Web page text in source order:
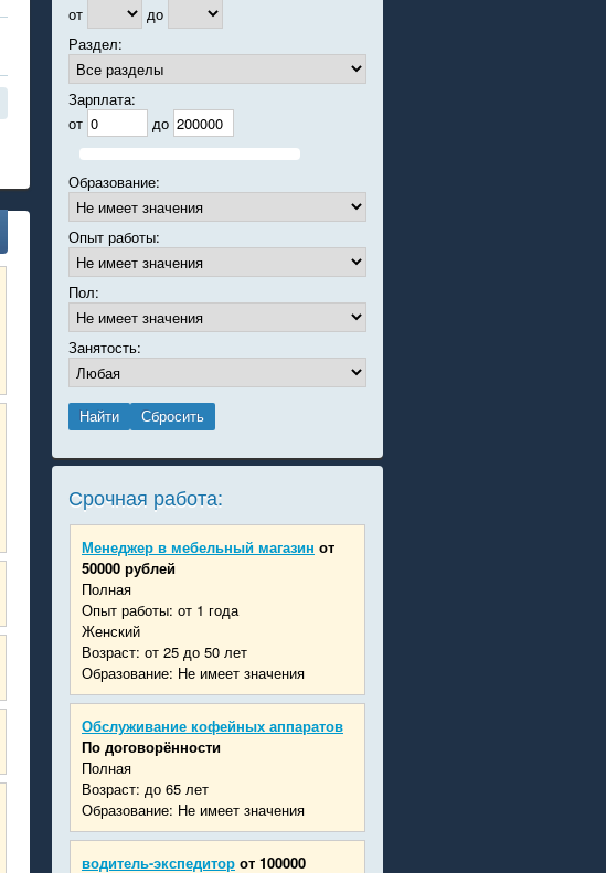
от
до
Раздел:
Зарплата:
от
до
Образование:
Опыт работы:
Пол:
Занятость:
Срочная работа:
Менеджер в мебельный магазин от
50000 рублей
Полная
Опыт работы: от 1 года
Женский
Возраст: от 25 до 50 лет
Образование: Не имеет значения
Обслуживание кофейных аппаратов
По договорённости
Полная
Возраст: до 65 лет
Образование: Не имеет значения
водитель-экспедитор от 100000